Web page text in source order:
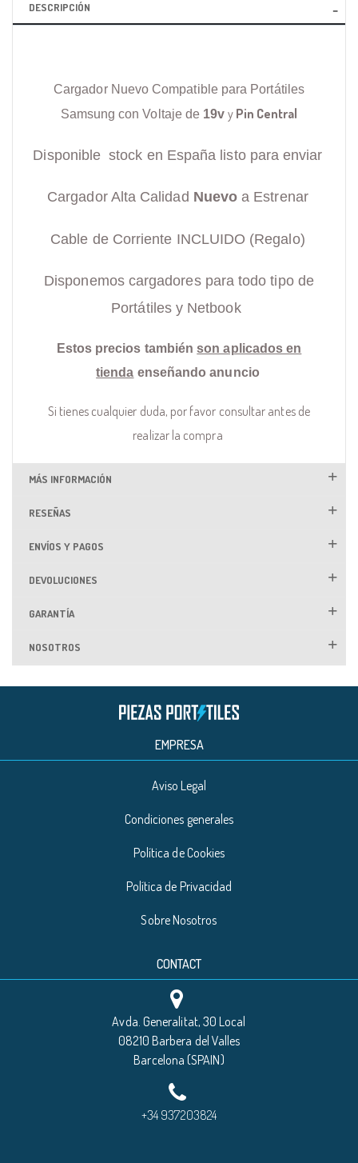
DESCRIPCIÓN
Cargador Nuevo Compatible para Portátiles
Samsung con Voltaje de 19v y Pin Central
Disponible stock en España listo para enviar
Cargador Alta Calidad Nuevo a Estrenar
Cable de Corriente INCLUIDO (Regalo)
Disponemos cargadores para todo tipo de
Portátiles y Netbook
Estos precios también son aplicados en
tienda enseñando anuncio
Si tienes cualquier duda, por favor consultar antes de
realizar la compra
MÁS INFORMACIÓN
RESEÑAS
ENVÍOS Y PAGOS
DEVOLUCIONES
GARANTÍA
NOSOTROS
EMPRESA
Aviso Legal
Condiciones generales
Política de Cookies
Política de Privacidad
Sobre Nosotros
CONTACT
Avda. Generalitat, 30 Local
08210 Barbera del Valles
Barcelona (SPAIN)
+34 937203824